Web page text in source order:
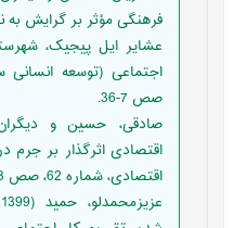
فرهنگی مؤثر بر گرایش به
عشایر ایل پیجیک،
صص 7-36.
اقتصادی اثرگذار بر جرم
اقتصادی، شماره 62، صص 63-90.